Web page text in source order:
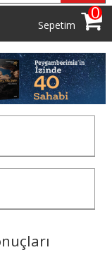
Sepetim
0